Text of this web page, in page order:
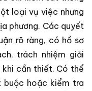
loại vụ việc nhưng
phương. Các quyết
rõ ràng, có hồ sơ
trách nhiệm giải
cần thiết. Có thể
buộc hoặc kiểm tra